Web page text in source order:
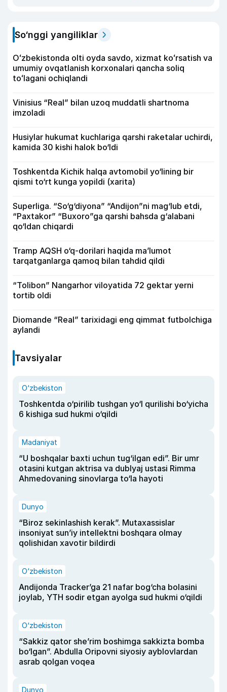
So‘nggi yangiliklar
Oʻzbekistonda olti oyda savdo, xizmat koʻrsatish va
umumiy ovqatlanish korxonalari qancha soliq
toʻlagani ochiqlandi
Vinisius “Real” bilan uzoq muddatli shartnoma
imzoladi
Husiylar hukumat kuchlariga qarshi raketalar uchirdi,
kamida 30 kishi halok bo‘ldi
Toshkentda Kichik halqa avtomobil yo‘lining bir
qismi to‘rt kunga yopildi (xarita)
Superliga. “So‘g‘diyona” “Andijon”ni mag‘lub etdi,
“Paxtakor” “Buxoro”ga qarshi bahsda g‘alabani
qo‘ldan chiqardi
Tramp AQSH o‘q-dorilari haqida ma’lumot
tarqatganlarga qamoq bilan tahdid qildi
“Tolibon” Nangarhor viloyatida 72 gektar yerni
tortib oldi
Diomande “Real” tarixidagi eng qimmat futbolchiga
aylandi
Tavsiyalar
O‘zbekiston
Toshkentda o‘pirilib tushgan yo‘l qurilishi bo‘yicha
6 kishiga sud hukmi o‘qildi
Madaniyat
“U boshqalar baxti uchun tug‘ilgan edi”. Bir umr
otasini kutgan aktrisa va dublyaj ustasi Rimma
Ahmedovaning sinovlarga to‘la hayoti
Dunyo
“Biroz sekinlashish kerak”. Mutaxassislar
insoniyat sun’iy intellektni boshqara olmay
qolishidan xavotir bildirdi
O‘zbekiston
Andijonda Tracker’ga 21 nafar bog‘cha bolasini
joylab, YTH sodir etgan ayolga sud hukmi o‘qildi
O‘zbekiston
“Sakkiz qator she’rim boshimga sakkizta bomba
bo‘lgan”. Abdulla Oripovni siyosiy ayblovlardan
asrab qolgan voqea
Dunyo